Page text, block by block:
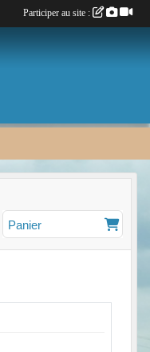
Panier
Participer au site :